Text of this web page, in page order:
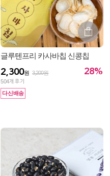
글루텐프리 카사바칩 신콩칩
2,300원 3,200원
504개 후기
28%
다신배송